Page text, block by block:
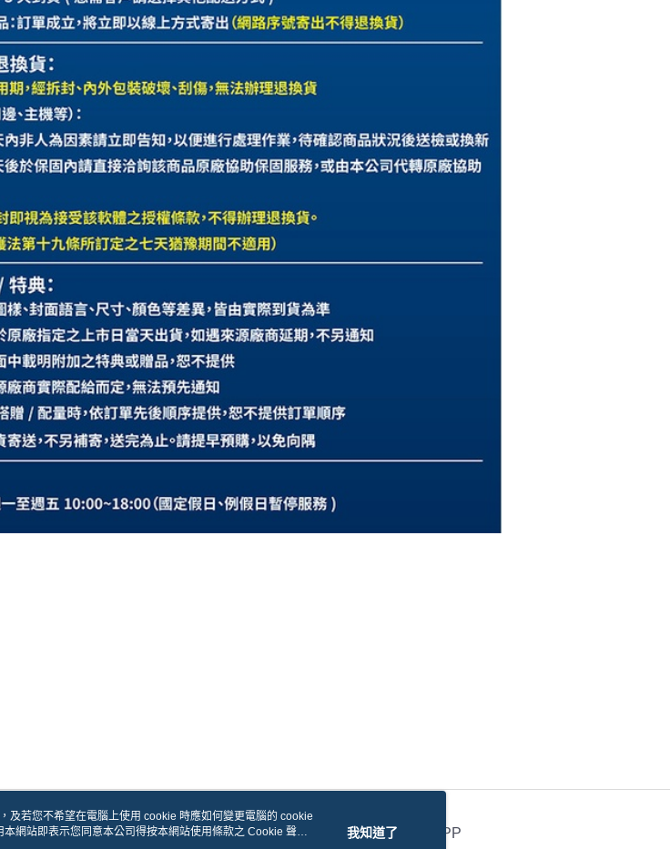
客服資訊 官方APP
及若您不希望在電腦上使用 cookie 時應如何變更電腦的 cookie
本網站即表示您同意本公司得按本網站使用條款之 Cookie 聲明
我知道了